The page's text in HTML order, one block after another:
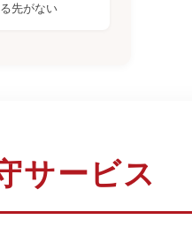
先がない
サービス